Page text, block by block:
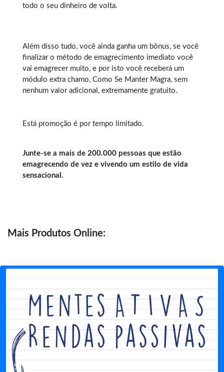
todo o seu dinheiro de volta.
Além disso tudo, você ainda ganha um bônus, se você
finalizar o método de emagrecimento imediato você
vai emagrecer muito, e por isto você receberá um
módulo extra chamo, Como Se Manter Magra, sem
nenhum valor adicional, extremamente gratuito.
Está promoção é por tempo limitado.
Junte-se a mais de 200.000 pessoas que estão
emagrecendo de vez e vivendo um estilo de vida
sensacional.
Mais Produtos Online: